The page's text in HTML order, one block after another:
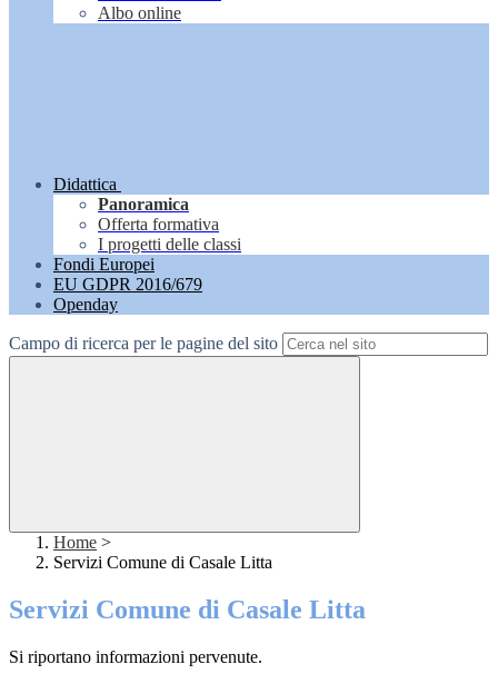
Albo online
Didattica
Panoramica
Offerta formativa
I progetti delle classi
Fondi Europei
EU GDPR 2016/679
Openday
Campo di ricerca per le pagine del sito
Home >
Servizi Comune di Casale Litta
Servizi Comune di Casale Litta
Si riportano informazioni pervenute.